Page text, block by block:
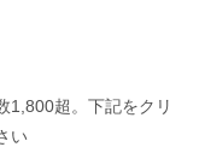
1,800超。下記をクリ
い